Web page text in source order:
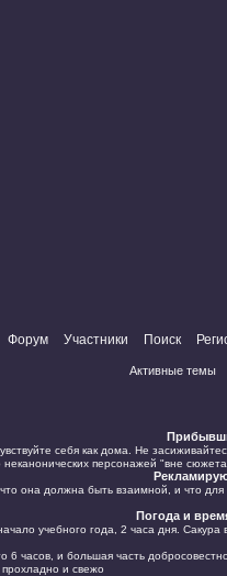
Форум Участники Поиск
Активные темы
себя как дома. Не
персонажей "вне
она должна быть взаимной, и что для
Погода и
учебного года, 2 часа дня.
6 часов, и большая часть
и свежо